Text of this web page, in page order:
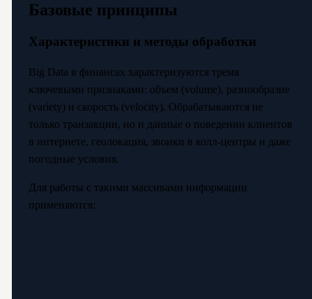
Базовые принципы
Характеристики и методы обработки
Big Data в финансах характеризуются тремя
ключевыми признаками: объем (volume), разнообразие
(variety) и скорость (velocity). Обрабатываются не
только транзакции, но и данные о поведении клиентов
в интернете, геолокация, звонки в колл-центры и даже
погодные условия.
Для работы с такими массивами информации
применяются: